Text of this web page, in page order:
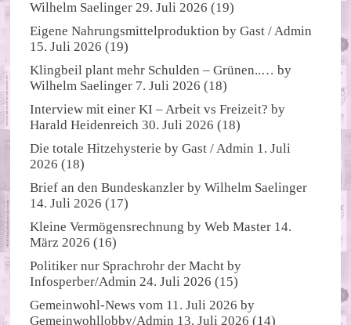
Wilhelm Saelinger 29. Juli 2026 (19)
Eigene Nahrungsmittelproduktion byGast / Admin
15. Juli 2026 (19)
Klingbeil plant mehr Schulden – Grünen..… by
Wilhelm Saelinger 7. Juli 2026 (18)
Interview mit einer KI – Arbeit vs Freizeit? by
Harald Heidenreich 30. Juli 2026 (18)
Die totale Hitzehysterie byGast / Admin 1. Juli
2026 (18)
Brief an den Bundeskanzler byWilhelm Saelinger
14. Juli 2026 (17)
Kleine Vermögensrechnung byWeb Master 14.
März 2026 (16)
Politiker nur Sprachrohr der Macht by
Infosperber/Admin 24. Juli 2026 (15)
Gemeinwohl-News vom 11. Juli 2026 by
Gemeinwohllobby/Admin 13. Juli 2026 (14)